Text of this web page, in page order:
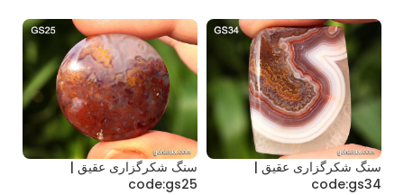
سنگ شکرگزاری عقیق |
code:gs34
سنگ شکرگزاری عقیق |
code:gs25